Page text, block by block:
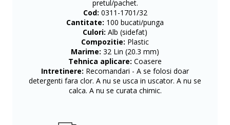
pretul/pachet.
Cod: 0311-1701/32
Cantitate: 100 bucati/punga
Culori: Alb (sidefat)
Compozitie: Plastic
Marime: 32 Lin (20.3 mm)
Tehnica aplicare: Coasere
Intretinere: Recomandari - A se folosi doar
detergenti fara clor. A nu se usca in uscator. A nu se
calca. A nu se curata chimic.